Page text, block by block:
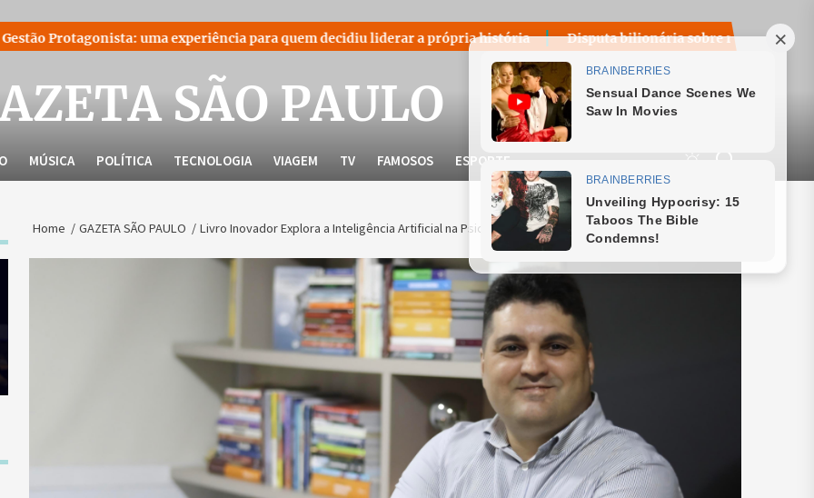
uma experiência para quem decidiu liderar a própria história Disputa bilionária sobre royalties do petróleo volta ao
SÃO PAULO
MÚSICA POLÍTICA TECNOLOGIA VIAGEM TV FAMOSOS ESPORTE
Home GAZETA SÃO PAULO Livro Inovador Explora a Inteligência Artificial na Psicologia e Hipnose Clínica